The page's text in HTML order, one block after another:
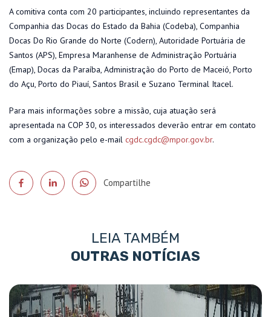
A comitiva conta com 20 participantes, incluindo representantes da
Companhia das Docas do Estado da Bahia (Codeba), Companhia
Docas Do Rio Grande do Norte (Codern), Autoridade Portuária de
Santos (APS), Empresa Maranhense de Administração Portuária
(Emap), Docas da Paraíba, Administração do Porto de Maceió, Porto
do Açu, Porto do Piauí, Santos Brasil e Suzano Terminal Itacel.
Para mais informações sobre a missão, cuja atuação será
apresentada na COP 30, os interessados deverão entrar em contato
com a organização pelo e-mail cgdc.cgdc@mpor.gov.br.
Compartilhe
LEIA TAMBÉM
OUTRAS NOTÍCIAS